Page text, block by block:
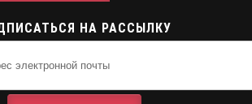
НА РАССЫЛКУ